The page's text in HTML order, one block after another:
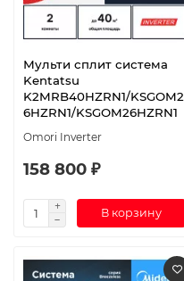
Мульти сплит система
Kentatsu
K2MRB40HZRN1/KSGOM2
6HZRN1/KSGOM26HZRN1
Omori Inverter
158 800 ₽
В корзину